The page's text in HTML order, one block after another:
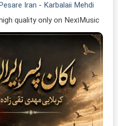
Iran - Karbalaii Mehdi
quality only on Nex1Music